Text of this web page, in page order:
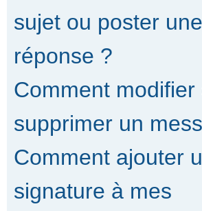
sujet ou poster une
réponse ?
Comment modifier
supprimer un
Comment ajouter
signature à mes